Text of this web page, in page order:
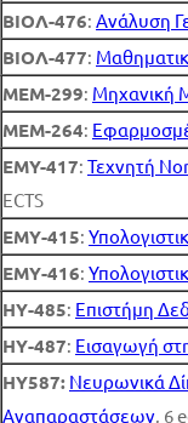
ΒΙΟΛ-476: Ανάλυση
ΒΙΟΛ-477:
ΜΕΜ-299: Μηχανική
ΜΕΜ-264:
EMY-417: Τεχνητή
ECTS
ΕΜΥ-415:
ΕΜΥ-416:
ΗΥ-485: Επιστήμη
ΗΥ-487: Εισαγωγή
ΗΥ587: Νευρωνικά
Αναπαραστάσεων, 6